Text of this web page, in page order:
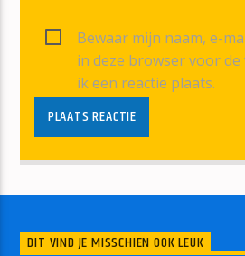
Bewaar mijn naam, e-
in deze browser voor
ik een reactie plaats.
DIT VIND JE MISSCHIEN OOK LEUK